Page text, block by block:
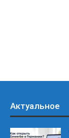
Актуальное